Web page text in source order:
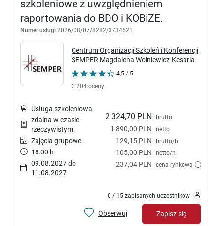
szkoleniowe z uwzględnieniem
raportowania do BDO i KOBiZE.
Numer usługi 2026/08/07/8282/3734621
Centrum Organizacji Szkoleń i Konferencji
SEMPER Magdalena Wolniewicz-Kesaria
4,5 / 5
3 204 oceny
2 324,70 PLN brutto
1 890,00 PLN netto
129,15 PLN brutto/h
105,00 PLN netto/h
237,04 PLN cena rynkowa
Usługa szkoleniowa
zdalna w czasie
rzeczywistym
Zajęcia grupowe
18:00 h
09.08.2027 do
11.08.2027
0 / 15 zapisanych uczestników
Obserwuj Zapisz się